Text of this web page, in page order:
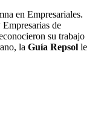
en Empresariales.
de
su trabajo
la Guía Repsol le